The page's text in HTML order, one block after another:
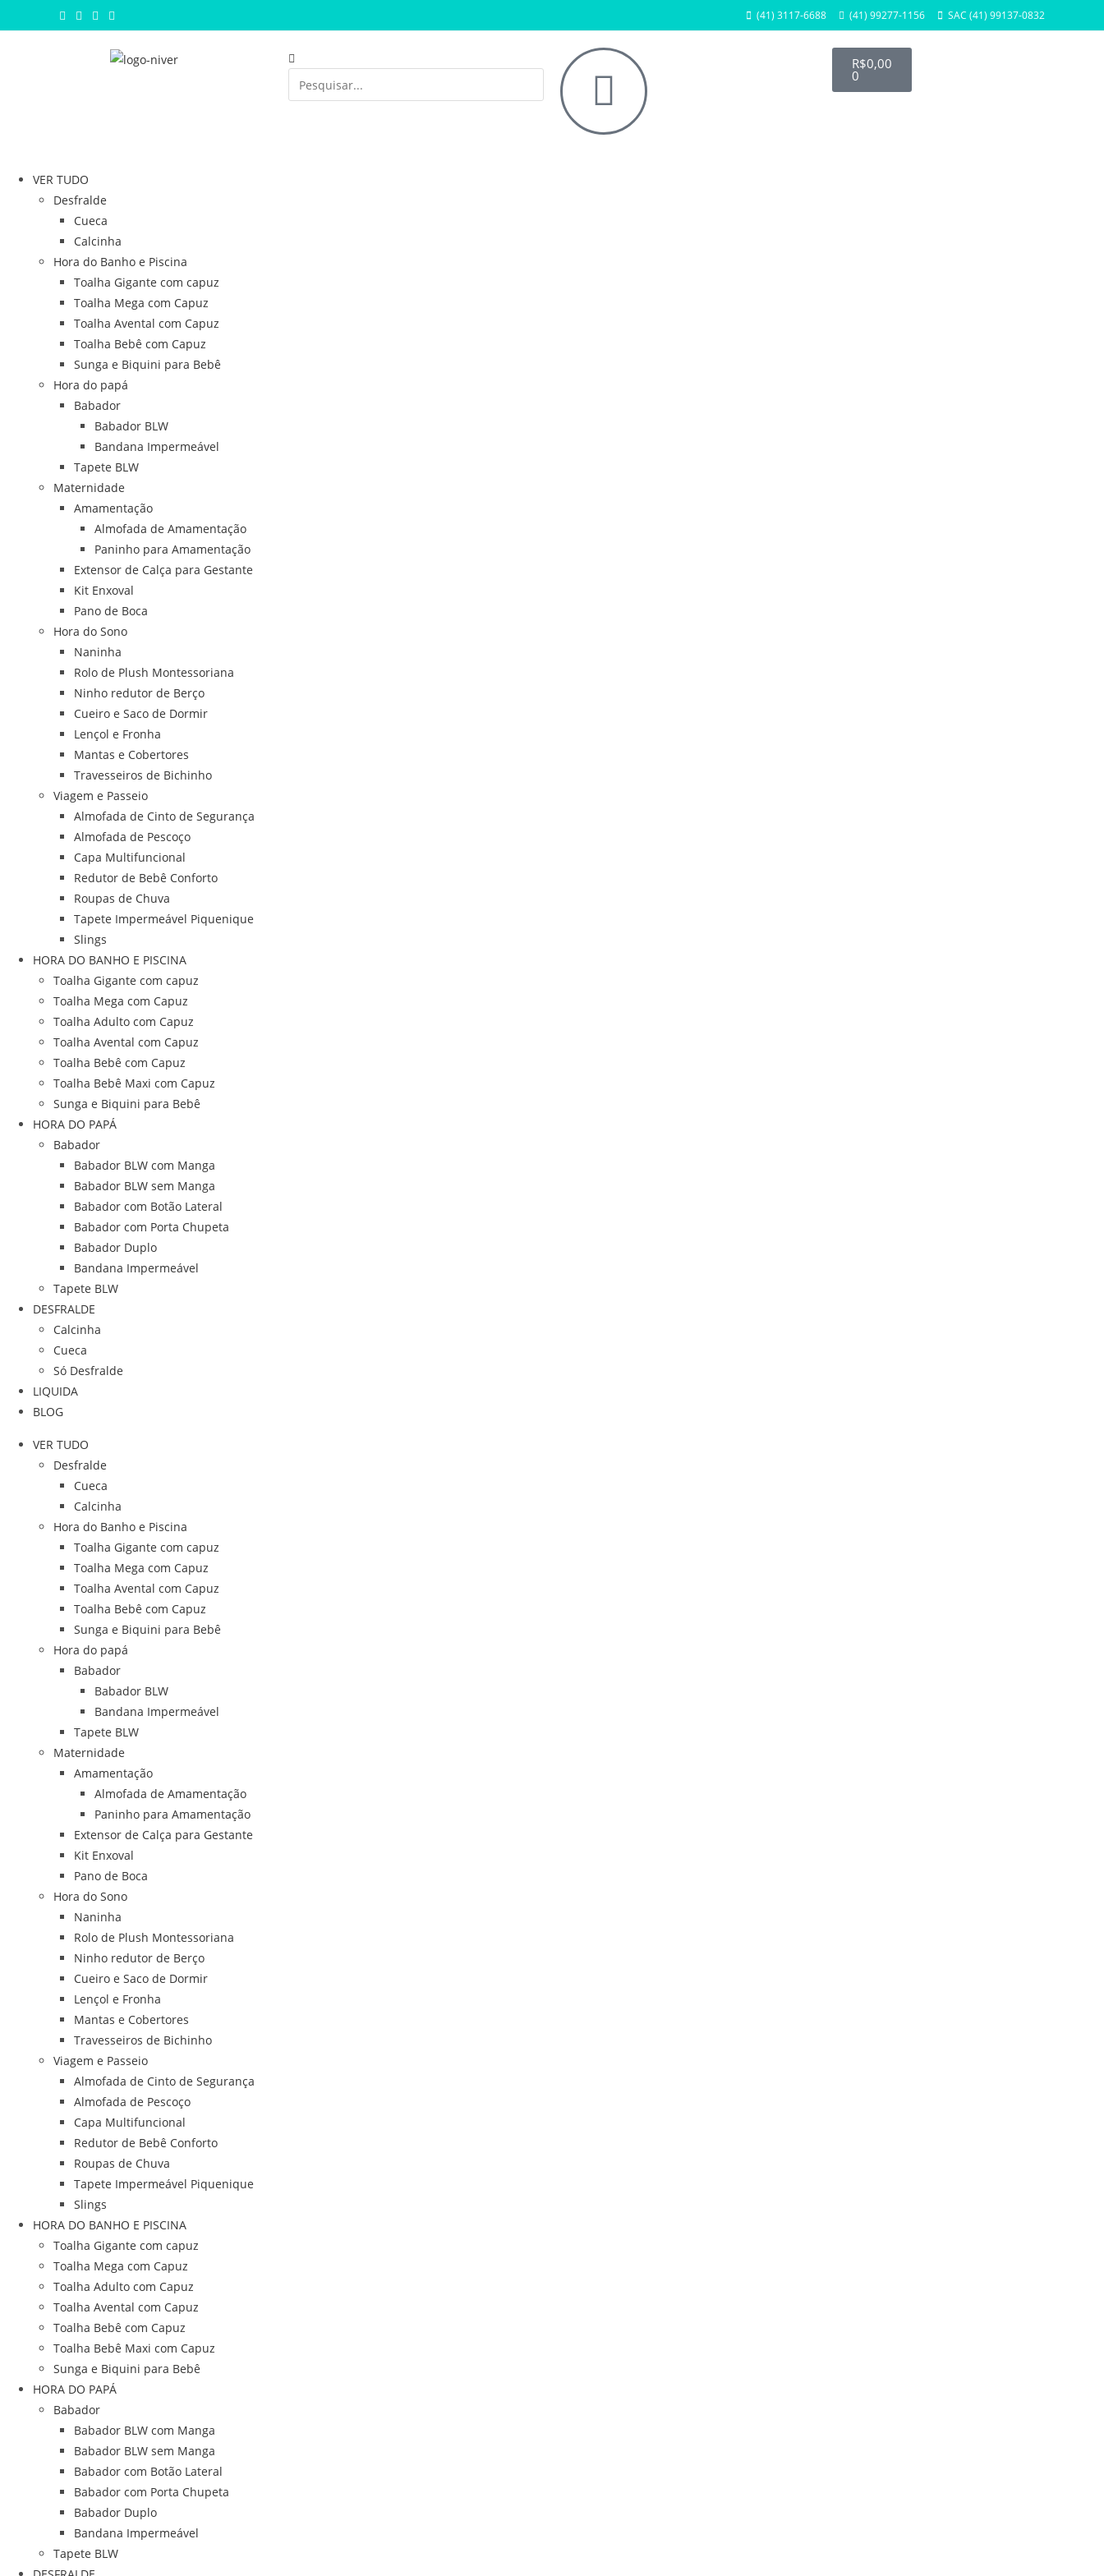
(41) 3117-6688 (41) 99277-1156 SAC (41) 99137-0832
R$0,00
0
VER TUDO
Desfralde
Cueca
Calcinha
Hora do Banho e Piscina
Toalha Gigante com capuz
Toalha Mega com Capuz
Toalha Avental com Capuz
Toalha Bebê com Capuz
Sunga e Biquini para Bebê
Hora do papá
Babador
Babador BLW
Bandana Impermeável
Tapete BLW
Maternidade
Amamentação
Almofada de Amamentação
Paninho para Amamentação
Extensor de Calça para Gestante
Kit Enxoval
Pano de Boca
Hora do Sono
Naninha
Rolo de Plush Montessoriana
Ninho redutor de Berço
Cueiro e Saco de Dormir
Lençol e Fronha
Mantas e Cobertores
Travesseiros de Bichinho
Viagem e Passeio
Almofada de Cinto de Segurança
Almofada de Pescoço
Capa Multifuncional
Redutor de Bebê Conforto
Roupas de Chuva
Tapete Impermeável Piquenique
Slings
HORA DO BANHO E PISCINA
Toalha Gigante com capuz
Toalha Mega com Capuz
Toalha Adulto com Capuz
Toalha Avental com Capuz
Toalha Bebê com Capuz
Toalha Bebê Maxi com Capuz
Sunga e Biquini para Bebê
HORA DO PAPÁ
Babador
Babador BLW com Manga
Babador BLW sem Manga
Babador com Botão Lateral
Babador com Porta Chupeta
Babador Duplo
Bandana Impermeável
Tapete BLW
DESFRALDE
Calcinha
Cueca
Só Desfralde
LIQUIDA
BLOG
VER TUDO
Desfralde
Cueca
Calcinha
Hora do Banho e Piscina
Toalha Gigante com capuz
Toalha Mega com Capuz
Toalha Avental com Capuz
Toalha Bebê com Capuz
Sunga e Biquini para Bebê
Hora do papá
Babador
Babador BLW
Bandana Impermeável
Tapete BLW
Maternidade
Amamentação
Almofada de Amamentação
Paninho para Amamentação
Extensor de Calça para Gestante
Kit Enxoval
Pano de Boca
Hora do Sono
Naninha
Rolo de Plush Montessoriana
Ninho redutor de Berço
Cueiro e Saco de Dormir
Lençol e Fronha
Mantas e Cobertores
Travesseiros de Bichinho
Viagem e Passeio
Almofada de Cinto de Segurança
Almofada de Pescoço
Capa Multifuncional
Redutor de Bebê Conforto
Roupas de Chuva
Tapete Impermeável Piquenique
Slings
HORA DO BANHO E PISCINA
Toalha Gigante com capuz
Toalha Mega com Capuz
Toalha Adulto com Capuz
Toalha Avental com Capuz
Toalha Bebê com Capuz
Toalha Bebê Maxi com Capuz
Sunga e Biquini para Bebê
HORA DO PAPÁ
Babador
Babador BLW com Manga
Babador BLW sem Manga
Babador com Botão Lateral
Babador com Porta Chupeta
Babador Duplo
Bandana Impermeável
Tapete BLW